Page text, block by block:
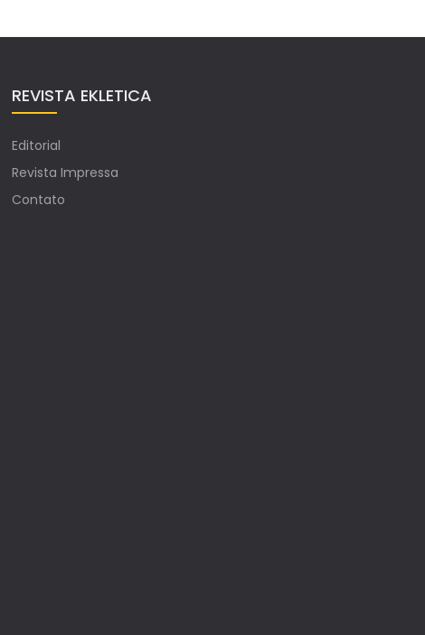
REVISTA EKLETICA
Editorial
Revista Impressa
Contato